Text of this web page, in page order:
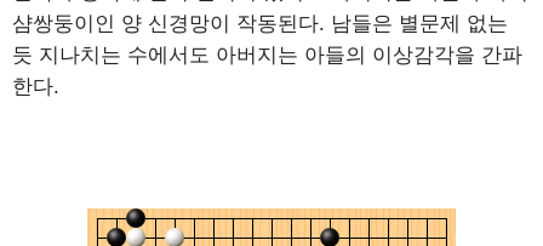
샴쌍둥이인 양 신경망이 작동된다. 남들은 별문제 없는
듯 지나치는 수에서도 아버지는 아들의 이상감각을 간파
한다.